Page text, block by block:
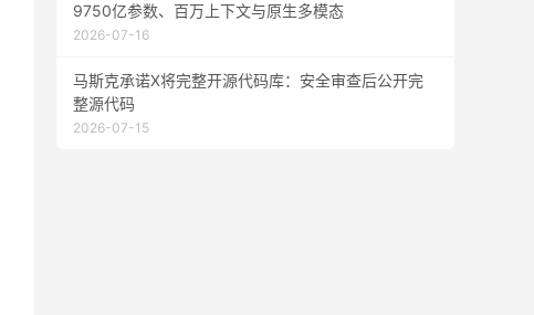
9750亿参数、百万上下文与原生多模态
2026-07-16
马斯克承诺X将完整开源代码库：安全审查后公开完
整源代码
2026-07-15